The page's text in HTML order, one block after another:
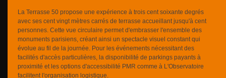
La Terrasse 50 propose une expérience à trois cent soixante degrés
avec ses cent vingt mètres carrés de terrasse accueillant jusqu'à cent
personnes. Cette vue circulaire permet d'embrasser l'ensemble des
monuments parisiens, créant ainsi un spectacle visuel constant qui
évolue au fil de la journée. Pour les événements nécessitant des
facilités d'accès particulières, la disponibilité de parkings payants à
proximité et les options d'accessibilité PMR comme à L'Observatoire
facilitent l'organisation logistique.